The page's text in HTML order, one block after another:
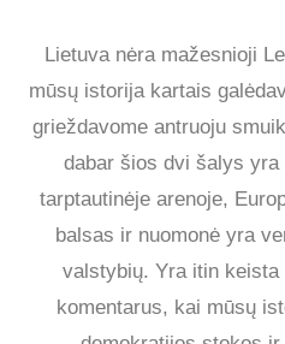
Lietuva nėra mažesnioji
mūsų istorija kartais
grieždavome antruoju
dabar šios dvi šalys
tarptautinėje arenoje,
balsas ir nuomonė yra
valstybių. Yra itin
komentarus, kai mūsų